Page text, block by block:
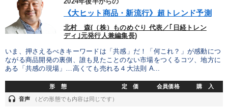
2024年後半からの
《大ヒット商品・新流行》超トレンド予測
北村 森(（株）ものめぐり 代表／｢日経トレン
ディ｣元発行人兼編集長)
いま、押さえるべきキーワードは「共感」だ！「何これ？」が感動につ
ながる商品開発の裏側、誰も見たことのない市場をつくるコツ、地方に
ある「共感の現場」…高くても売れる４大法則 A...
形 態 定 価 会員価格 購 入
headset 音声 （どの形態でも内容は同じです）